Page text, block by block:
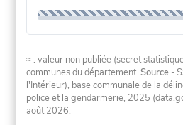
≈ : valeur non publiée (secret
communes du département.Source -
l'Intérieur), base communale de la
police et la gendarmerie, 2025
août 2026.